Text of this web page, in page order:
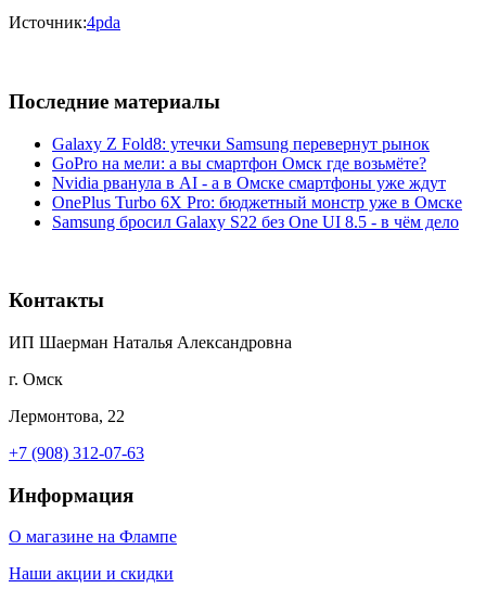
Источник:4pda
Последние материалы
Galaxy Z Fold8: утечки Samsung перевернут рынок
GoPro на мели: а вы смартфон Омск где возьмёте?
Nvidia рванула в AI - а в Омске смартфоны уже ждут
OnePlus Turbo 6X Pro: бюджетный монстр уже в Омске
Samsung бросил Galaxy S22 без One UI 8.5 - в чём дело
Контакты
ИП Шаерман Наталья Александровна
г. Омск
Лермонтова, 22
+7 (908) 312-07-63
Информация
О магазине на Флампе
Наши акции и скидки